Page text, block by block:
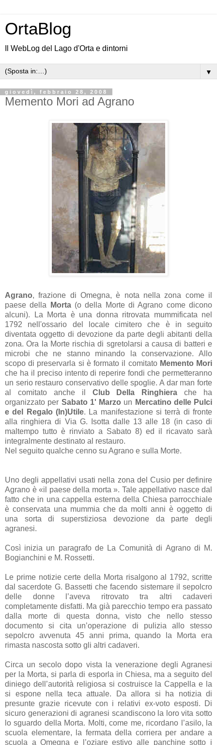
OrtaBlog
Il WebLog del Lago d'Orta e dintorni
▼
giovedì, febbraio 28, 2008
Memento Mori ad Agrano
Agrano, frazione di Omegna, è nota nella zona come il
paese della
Morta(o della Morte di Agrano come dicono
alcuni). La Morta è una donna ritrovata mummificata nel
1792 nell'ossario del locale cimitero che è in seguito
diventata oggetto di devozione da parte degli abitanti della
zona. Ora la Morte rischia di sgretolarsi a causa di batteri e
microbi che ne stanno minando la conservazione. Allo
scopo di preservarla si è formato il comitato Memento Mori
che ha il preciso intento di reperire fondi che permetteranno
un serio restauro conservativo delle spoglie. A dar man forte
al comitato anche il Club Della Ringhiera che ha
organizzato per Sabato 1' Marzo un Mercatino delle Pulci
e del Regalo (In)Utile. La manifestazione si terrà di fronte
alla ringhiera di Via G. Isotta dalle 13 alle 18 (in caso di
maltempo tutto è rinviato a Sabato 8) ed il ricavato sarà
integralmente destinato al restauro.
Nel seguito qualche cenno su Agrano e sulla Morte.
Uno degli appellativi usati nella zona del Cusio per definire
Agrano è «il paese della morta ». Tale appellativo nasce dal
fatto che in una cappella esterna della Chiesa parrocchiale
è conservata una mummia che da molti anni è oggetto di
una sorta di superstiziosa devozione da parte degli
agranesi.
Così inizia un paragrafo de La Comunità di Agrano di M.
Bogianchini e M. Rossetti.
Le prime notizie certe della Morta risalgono al 1792, scritte
dal sacerdote G. Bassetti che facendo sistemare il sepolcro
delle donne l’aveva ritrovato tra altri cadaveri
completamente disfatti. Ma già parecchio tempo era passato
dalla morte di questa donna, visto che nello stesso
documento si cita un’operazione di pulizia allo stesso
sepolcro avvenuta 45 anni prima, quando la Morta era
rimasta nascosta sotto gli altri cadaveri.
Circa un secolo dopo vista la venerazione degli Agranesi
per la Morta, si parla di esporla in Chiesa, ma a seguito del
diniego dell’autorità religiosa si costruisce la Cappella e la
si espone nella teca attuale. Da allora si ha notizia di
presunte grazie ricevute con i relativi ex-voto esposti. Di
sicuro generazioni di agranesi scandiscono la loro vita sotto
lo sguardo della Morta. Molti, come me, ricordano l’asilo, la
scuola elementare, la fermata della corriera per andare a
scuola a Omegna e l’oziare estivo alle panchine sotto i